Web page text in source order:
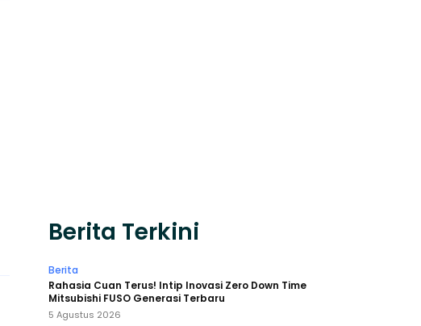
Berita Terkini
Berita
Rahasia Cuan Terus! Intip Inovasi Zero Down Time
Mitsubishi FUSO Generasi Terbaru
5 Agustus 2026